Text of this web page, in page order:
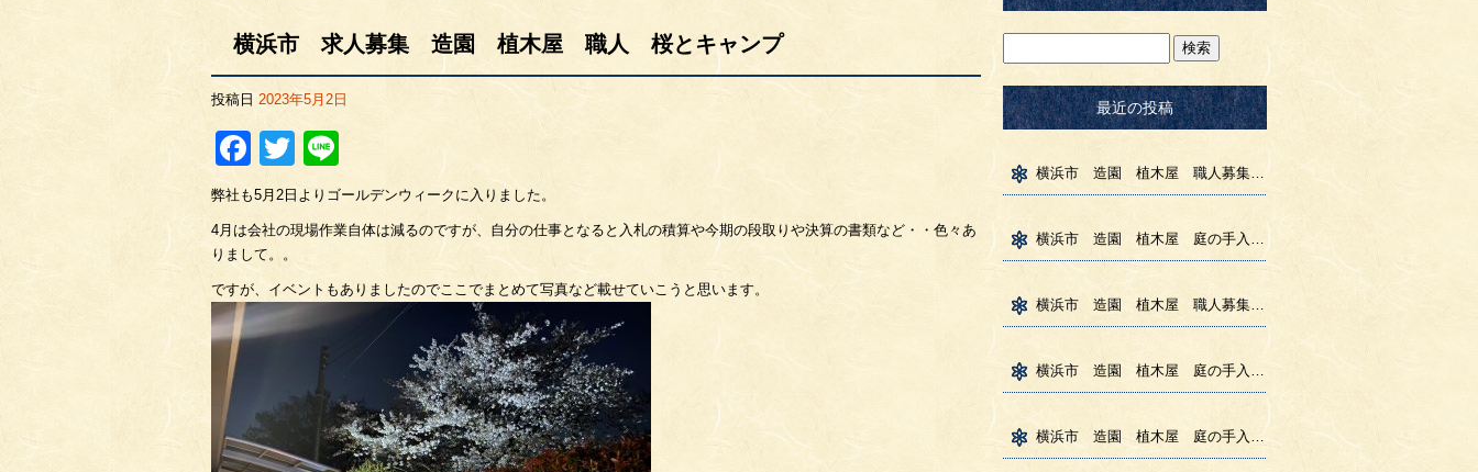
横浜市 求人募集 造園 植木屋 職人 桜とキャンプ
投稿日 2023年5月2日
Facebook
Twitter
弊社も5月2日よりゴールデンウィークに入りました。
4月は会社の現場作業自体は減るのですが、自分の仕事となると入札の積算や今期の段取りや決算の書類など・・色々あ
りまして。。
ですが、イベントもありましたのでここでまとめて写真など載せていこうと思います。
最近の投稿
横浜市 造園 植木屋 職人募集 庭園見学会
横浜市 造園 植木屋 庭の手入れ 花壇展 石のおはなし
横浜市 造園 植木屋 職人募集 いつものキャンプ
横浜市 造園 植木屋 庭の手入れ 年末のBBQ 雨の日の昼呑み
横浜市 造園 植木屋 庭の手入れ 花壇展 ロープワーク講義